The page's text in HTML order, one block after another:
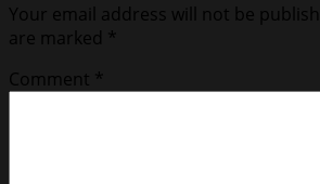
Your email address will not be
are marked *
Comment *